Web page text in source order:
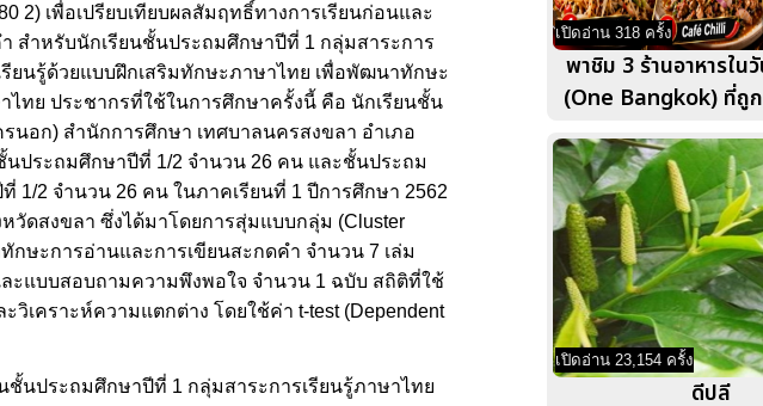
เพื่อเปรียบเทียบผลสัมฤทธิ์ทางการเรียนก่อนและ
สำหรับนักเรียนชั้นประถมศึกษาปีที่ 1 กลุ่มสาระการ
ยนรู้ด้วยแบบฝึกเสริมทักษะภาษาไทย เพื่อพัฒนาทักษะ
ไทย ประชากรที่ใช้ในการศึกษาครั้งนี้ คือ นักเรียนชั้น
นอก) สำนักการศึกษา เทศบาลนครสงขลา อำเภอ
ประถมศึกษาปีที่ 1/2 จำนวน 26 คน และชั้นประถม
2 จำนวน 26 คน ในภาคเรียนที่ 1 ปีการศึกษา 2562
วัดสงขลา ซึ่งได้มาโดยการสุ่มแบบกลุ่ม (Cluster
กษะการอ่านและการเขียนสะกดคำ จำนวน 7 เล่ม
ะแบบสอบถามความพึงพอใจ จำนวน 1 ฉบับ สถิติที่ใช้
เคราะห์ความแตกต่าง โดยใช้ค่า t-test (Dependent
นประถมศึกษาปีที่ 1 กลุ่มสาระการเรียนรู้ภาษาไทย
เปิดอ่าน 318 ครั้ง
พาชิม 3 ร้านอาหารใน
(One Bangkok) ที่ถู
เปิดอ่าน 23,154 ครั้ง
ดีปลี